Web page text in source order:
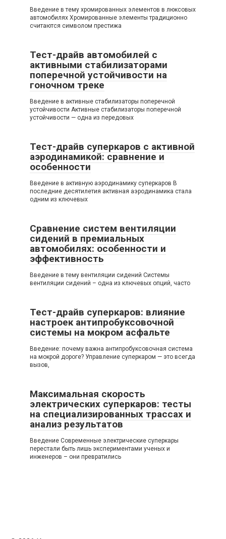
Введение в тему хромированных элементов в люксовых
автомобилях Хромированные элементы традиционно
считаются символом престижа
Тест-драйв автомобилей с
активными стабилизаторами
поперечной устойчивости на
гоночном треке
Введение в активные стабилизаторы поперечной
устойчивости Активные стабилизаторы поперечной
устойчивости — одна из передовых
Тест-драйв суперкаров с активной
аэродинамикой: сравнение и
особенности
Введение в активную аэродинамику суперкаров В
последние десятилетия активная аэродинамика стала
одним из ключевых
Сравнение систем вентиляции
сидений в премиальных
автомобилях: особенности и
эффективность
Введение в тему вентиляции сидений Системы
вентиляции сидений – одна из ключевых опций, часто
Тест-драйв суперкаров: влияние
настроек антипробуксовочной
системы на мокром асфальте
Введение: почему важна антипробуксовочная система
на мокрой дороге? Управление суперкаром — это всегда
вызов,
Максимальная скорость
электрических суперкаров: тесты
на специализированных трассах и
анализ результатов
Введение Современные электрические суперкары
перестали быть лишь экспериментами ученых и
инженеров – они превратились